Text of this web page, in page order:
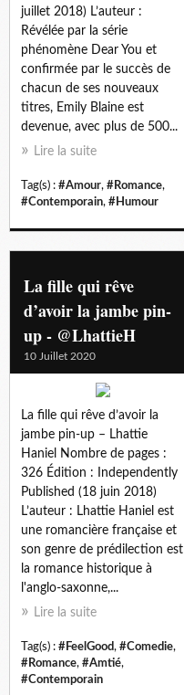
juillet 2018) L’auteur :
Révélée par la série
phénomène Dear You et
confirmée par le succès de
chacun de ses nouveaux
titres, Emily Blaine est
devenue, avec plus de 500...
Lire la suite
Tag(s) : #Amour, #Romance,
#Contemporain, #Humour
La fille qui rêve
d’avoir la jambe pin-
up - @LhattieH
10 Juillet 2020
La fille qui rêve d’avoir la
jambe pin-up – Lhattie
Haniel Nombre de pages :
326 Édition : Independently
Published (18 juin 2018)
L’auteur : Lhattie Haniel est
une romancière française et
son genre de prédilection est
la romance historique à
l'anglo-saxonne,...
Lire la suite
Tag(s) : #FeelGood, #Comedie,
#Romance, #Amtié,
#Contemporain